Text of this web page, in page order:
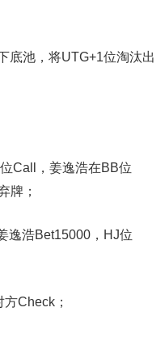
底池，将UTG+1位淘汰出
Call，姜逸浩在BB位
牌；
逸浩Bet15000，HJ位
Check；